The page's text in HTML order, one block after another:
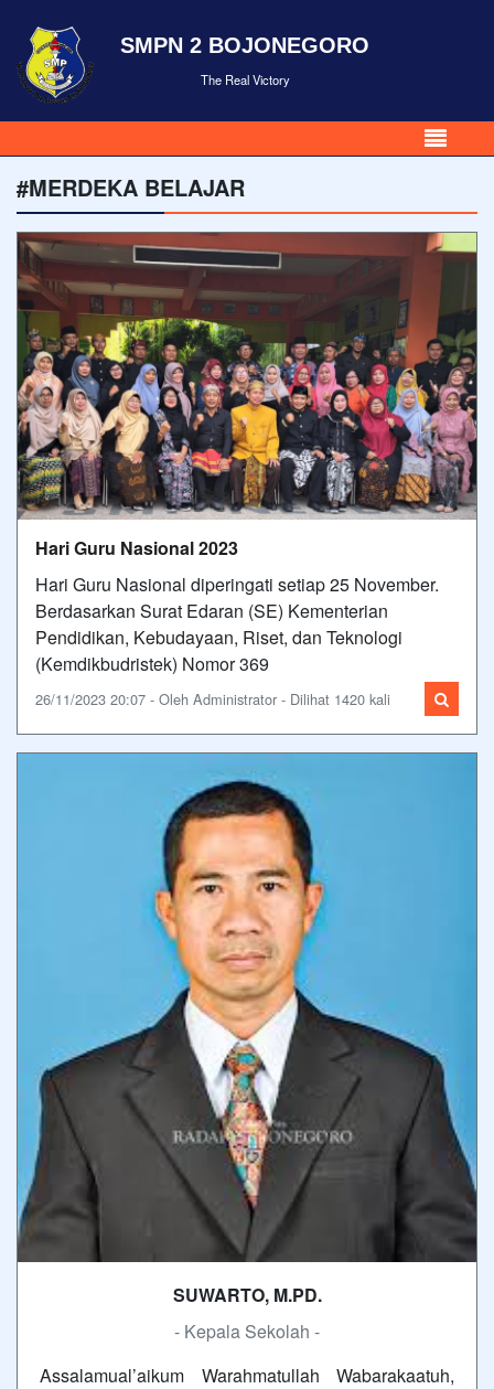
SMPN 2 BOJONEGORO
The Real Victory
#MERDEKA BELAJAR
Hari Guru Nasional 2023
Hari Guru Nasional diperingati setiap 25 November.
Berdasarkan Surat Edaran (SE) Kementerian
Pendidikan, Kebudayaan, Riset, dan Teknologi
(Kemdikbudristek) Nomor 369
26/11/2023 20:07 - Oleh Administrator - Dilihat 1420 kali
SUWARTO, M.PD.
- Kepala Sekolah -
Assalamual’aikum Warahmatullah Wabarakaatuh,